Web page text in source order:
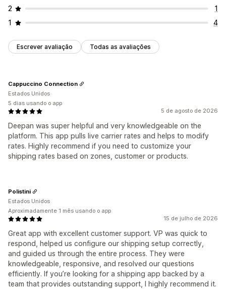
2
1
1
4
Escrever avaliação Todas as avaliações
5 de agosto de 2026
Deepan was super helpful and very knowledgeable on the
platform. This app pulls live carrier rates and helps to modify
rates. Highly recommend if you need to customize your
shipping rates based on zones, customer or products.
Cappuccino Connection
Estados Unidos
5 dias usando o app
15 de julho de 2026
Great app with excellent customer support. VP was quick to
respond, helped us configure our shipping setup correctly,
and guided us through the entire process. They were
knowledgeable, responsive, and resolved our questions
efficiently. If you’re looking for a shipping app backed by a
team that provides outstanding support, I highly recommend it.
Polistini
Estados Unidos
Aproximadamente 1 mês usando o app